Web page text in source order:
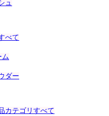
ュ
べて
ム
ダー
カテゴリすべて